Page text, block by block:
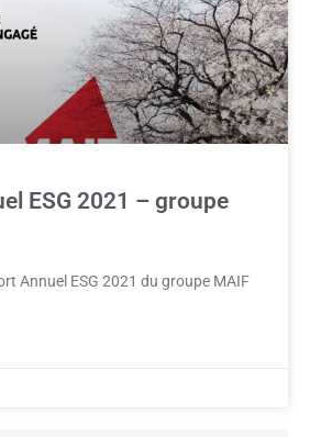
ESG 2021 – groupe
Annuel ESG 2021 du groupe MAIF